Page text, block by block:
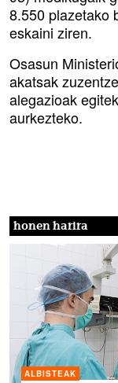
8.550 plazetako
eskaini ziren.
Osasun
akatsak
alegazioak
aurkezteko.
honen harira
ALBISTEAK